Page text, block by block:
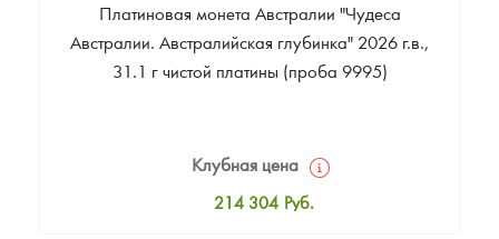
Платиновая монета Австралии "Чудеса
Австралии. Австралийская глубинка" 2026 г.в.,
31.1 г чистой платины (проба 9995)
Клубная цена
214 304 Руб.